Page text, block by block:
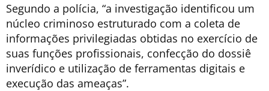
Segundo a polícia, “a investigação identificou um
núcleo criminoso estruturado com a coleta de
informações privilegiadas obtidas no exercício de
suas funções profissionais, confecção do dossiê
inverídico e utilização de ferramentas digitais e
execução das ameaças”.